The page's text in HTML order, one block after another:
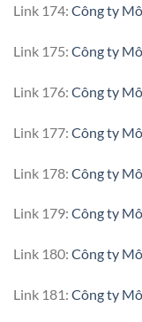
Link 174: Công ty
Link 175: Công ty
Link 176: Công ty
Link 177: Công ty
Link 178: Công ty
Link 179: Công ty
Link 180: Công ty
Link 181: Công ty